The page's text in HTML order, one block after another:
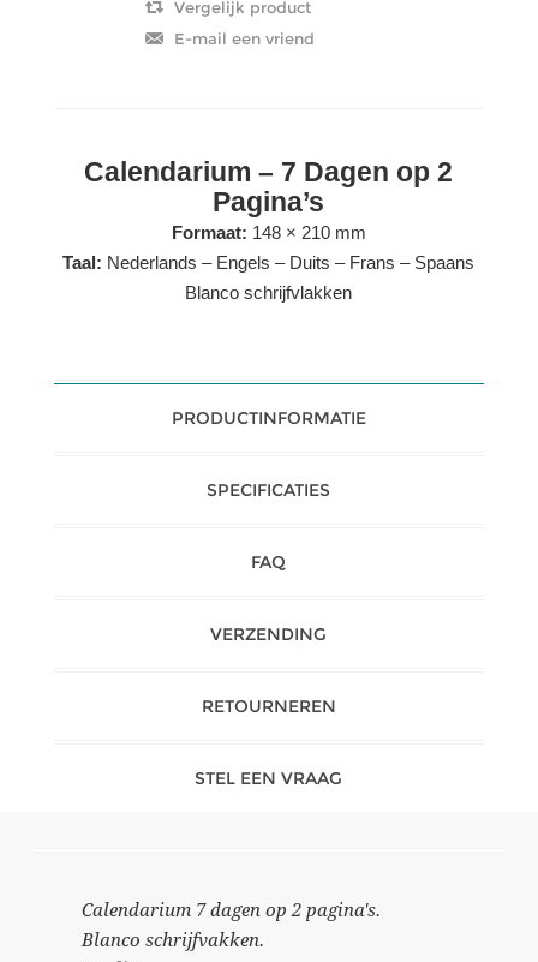
Calendarium – 7 Dagen op 2
Pagina’s
Formaat: 148 × 210 mm
Taal: Nederlands – Engels – Duits – Frans – Spaans
Blanco schrijfvlakken
PRODUCTINFORMATIE
SPECIFICATIES
FAQ
VERZENDING
RETOURNEREN
STEL EEN VRAAG
Calendarium 7 dagen op 2 pagina's.
Blanco schrijfvakken.